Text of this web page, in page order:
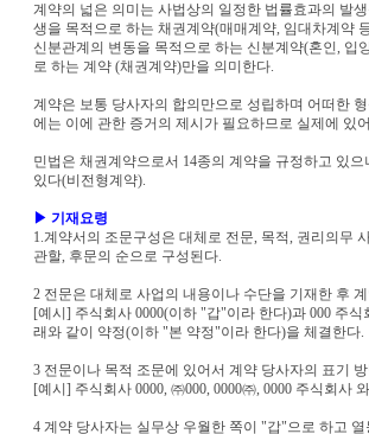
계약의 넓은 의미는 사법상의 일정한 법률효과의 발
생을 목적으로 하는 채권계약(매매계약, 임대차계약
신분관계의 변동을 목적으로 하는 신분계약(혼인, 입
로 하는 계약 (채권계약)만을 의미한다.
계약은 보통 당사자의 합의만으로 성립하며 어떠한
에는 이에 관한 증거의 제시가 필요하므로 실제에 있
민법은 채권계약으로서 14종의 계약을 규정하고 있
있다(비전형계약).
▶ 기재요령
1.계약서의 조문구성은 대체로 전문, 목적, 권리의무
관할, 후문의 순으로 구성된다.
2 전문은 대체로 사업의 내용이나 수단을 기재한 후
[예시] 주식회사 0000(이하 "갑"이라 한다)과 000 주
래와 같이 약정(이하 "본 약정"이라 한다)을 체결한다.
3 전문이나 목적 조문에 있어서 계약 당사자의 표기
[예시] 주식회사 0000, ㈜000, 0000㈜, 0000 주식회사
4 계약 당사자는 실무상 우월한 쪽이 "갑"으로 하고